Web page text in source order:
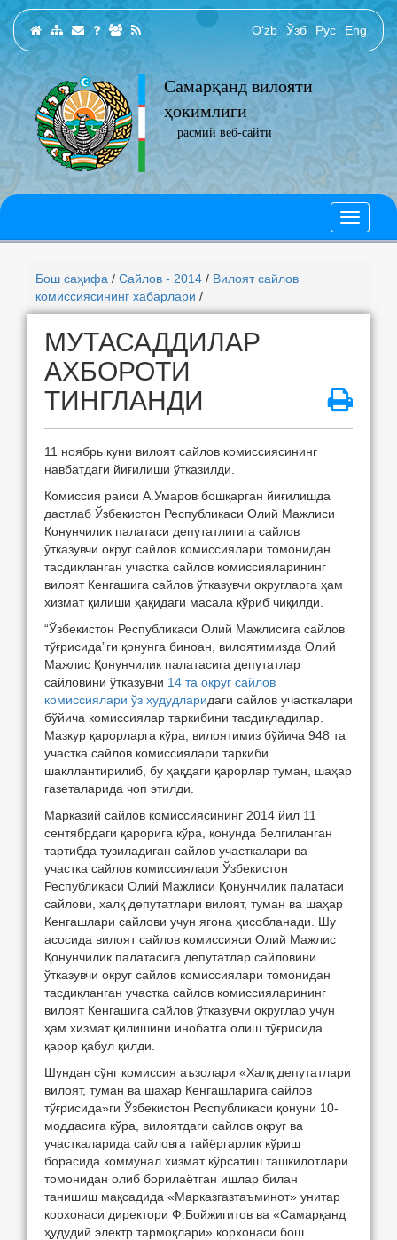
O‘zb Ўзб Рус Eng
Самарқанд вилояти
ҳокимлиги
расмий веб-сайти
Бош саҳифа / Сайлов - 2014 / Вилоят сайлов
комиссиясининг хабарлари /
МУТАСАДДИЛАР
АХБОРОТИ
ТИНГЛАНДИ
11 ноябрь куни вилоят сайлов комиссиясининг
навбатдаги йиғилиши ўтказилди.
Комиссия раиси А.Умаров бошқарган йиғилишда
дастлаб Ўзбекистон Республикаси Олий Мажлиси
Қонунчилик палатаси депутатлигига сайлов
ўтказувчи округ сайлов комиссиялари томонидан
тасдиқланган участка сайлов комиссияларининг
вилоят Кенгашига сайлов ўтказувчи округларга ҳам
хизмат қилиши ҳақидаги масала кўриб чиқилди.
“Ўзбекистон Республикаси Олий Мажлисига сайлов
тўғрисида”ги қонунга биноан, вилоятимизда Олий
Мажлис Қонунчилик палатасига депутатлар
сайловини ўтказувчи 14 та округ сайлов
комиссиялари ўз ҳудудларидаги сайлов участкалари
бўйича комиссиялар таркибини тасдиқладилар.
Мазкур қарорларга кўра, вилоятимиз бўйича 948 та
участка сайлов комиссиялари таркиби
шакллантирилиб, бу ҳақдаги қарорлар туман, шаҳар
газеталарида чоп этилди.
Марказий сайлов комиссиясининг 2014 йил 11
сентябрдаги қарорига кўра, қонунда белгиланган
тартибда тузиладиган сайлов участкалари ва
участка сайлов комиссиялари Ўзбекистон
Республикаси Олий Мажлиси Қонунчилик палатаси
сайлови, халқ депутатлари вилоят, туман ва шаҳар
Кенгашлари сайлови учун ягона ҳисобланади. Шу
асосида вилоят сайлов комиссияси Олий Мажлис
Қонунчилик палатасига депутатлар сайловини
ўтказувчи округ сайлов комиссиялари томонидан
тасдиқланган участка сайлов комиссияларининг
вилоят Кенгашига сайлов ўтказувчи округлар учун
ҳам хизмат қилишини инобатга олиш тўғрисида
қарор қабул қилди.
Шундан сўнг комиссия аъзолари «Халқ депутатлари
вилоят, туман ва шаҳар Кенгашларига сайлов
тўғрисида»ги Ўзбекистон Республикаси қонуни 10-
моддасига кўра, вилоятдаги сайлов округ ва
участкаларида сайловга тайёргарлик кўриш
борасида коммунал хизмат кўрсатиш ташкилотлари
томонидан олиб борилаётган ишлар билан
танишиш мақсадида «Марказгазтаъминот» унитар
корхонаси директори Ф.Бойжигитов ва «Самарқанд
ҳудудий электр тармоқлари» корхонаси бош